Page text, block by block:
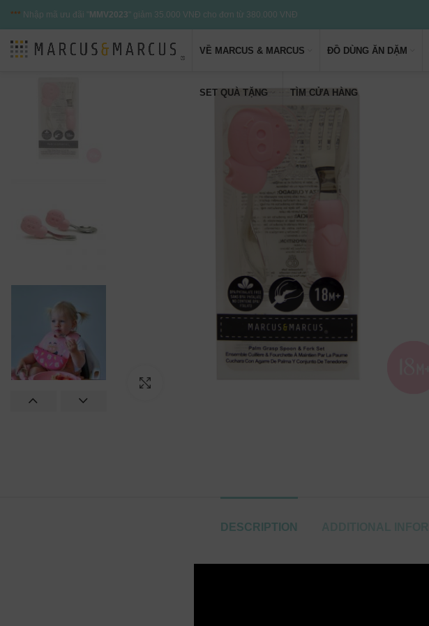
*** Nhập mã ưu đãi " MMV2023 " giảm 35.000 VNĐ cho đơn từ 380.000 VNĐ
VỀ MARCUS & MARCUS ĐỒ DÙNG ĂN DẶM
SET QUÀ TẶNG TÌM CỬA HÀNG
DESCRIPTION